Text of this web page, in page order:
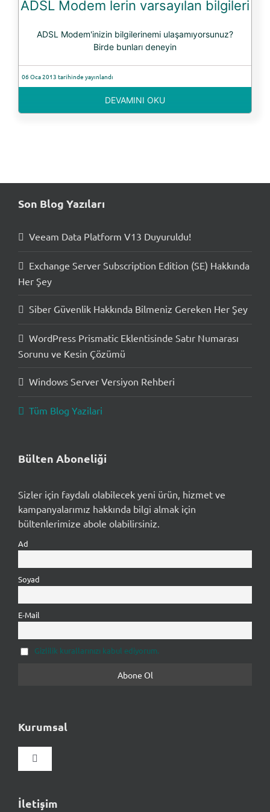
ADSL Modem lerin varsayılan bilgileri
ADSL Modem'inizin bilgilerinemi ulaşamıyorsunuz?
Birde bunları deneyin
06 Oca 2013 tarihinde yayınlandı
DEVAMINI OKU
Son Blog Yazıları
Veeam Data Platform V13 Duyuruldu!
Exchange Server Subscription Edition (SE) Hakkında
Her Şey
Siber Güvenlik Hakkında Bilmeniz Gereken Her Şey
WordPress Prismatic Eklentisinde Satır Numarası
Sorunu ve Kesin Çözümü
Windows Server Versiyon Rehberi
Tüm Blog Yazilari
Bülten Aboneliği
Sizler için faydalı olabilecek yeni ürün, hizmet ve
kampanyalarımız hakkında bilgi almak için
bültenlerimize abole olabilirsiniz.
Ad
Soyad
E-Mail
Gizlilik kurallarınızı kabul ediyorum.
Kurumsal
Gezinmeyi
İletişim